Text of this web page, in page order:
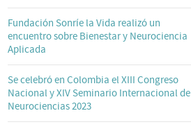
Fundación Sonríe la Vida realizó un
encuentro sobre Bienestar y Neurociencia
Aplicada
Se celebró en Colombia el XIII Congreso
Nacional y XIV Seminario Internacional de
Neurociencias 2023